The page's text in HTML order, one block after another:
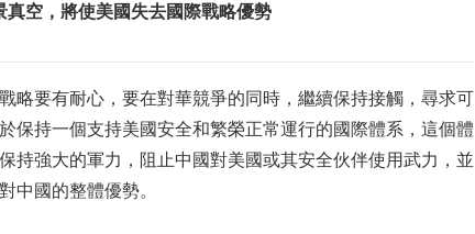
真空，將使美國失去國際戰略優勢
略要有耐心，要在對華競爭的同時，繼續保持接觸，尋求可
保持一個支持美國安全和繁榮正常運行的國際體系，這個體
持強大的軍力，阻止中國對美國或其安全伙伴使用武力，並
中國的整體優勢。